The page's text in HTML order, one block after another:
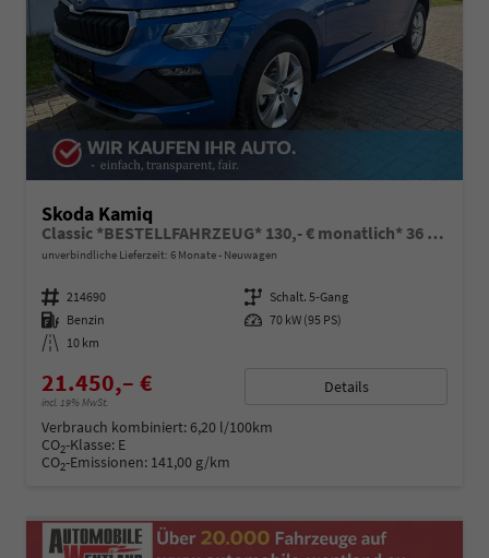
Skoda Kamiq
Classic *BESTELLFAHRZEUG* 130,- € monatlich* 36 Monate* Ohne Kilometerbegrenzung*
unverbindliche Lieferzeit: 6 Monate Neuwagen
Fahrzeugnummer 214690 Getriebe Schalt. 5-Gang
Kraftstoff Benzin Leistung 70 kW (95 PS)
Kilometerstand 10 km
21.450,– €
incl. 19% MwSt.
Details
Verbrauch kombiniert:6,20 l/100km
CO2-Klasse: E
CO2-Emissionen: 141,00 g/km